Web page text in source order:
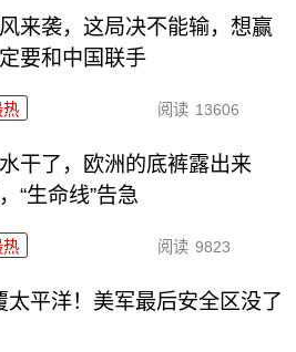
来袭，这局决不能输，想赢
要和中国联手
热 阅读 13606
干了，欧洲的底裤露出来
“生命线”告急
热 阅读 9823
平洋！美军最后安全区没了